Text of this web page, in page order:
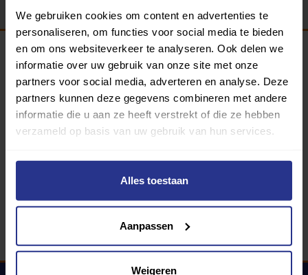
We gebruiken cookies om content en advertenties te
personaliseren, om functies voor social media te bieden
en om ons websiteverkeer te analyseren. Ook delen we
informatie over uw gebruik van onze site met onze
partners voor social media, adverteren en analyse. Deze
partners kunnen deze gegevens combineren met andere
informatie die u aan ze heeft verstrekt of die ze hebben
verzameld op basis van uw gebruik van hun services.
Alles toestaan
Aanpassen
Weigeren
Programma van:
340 gemeenten